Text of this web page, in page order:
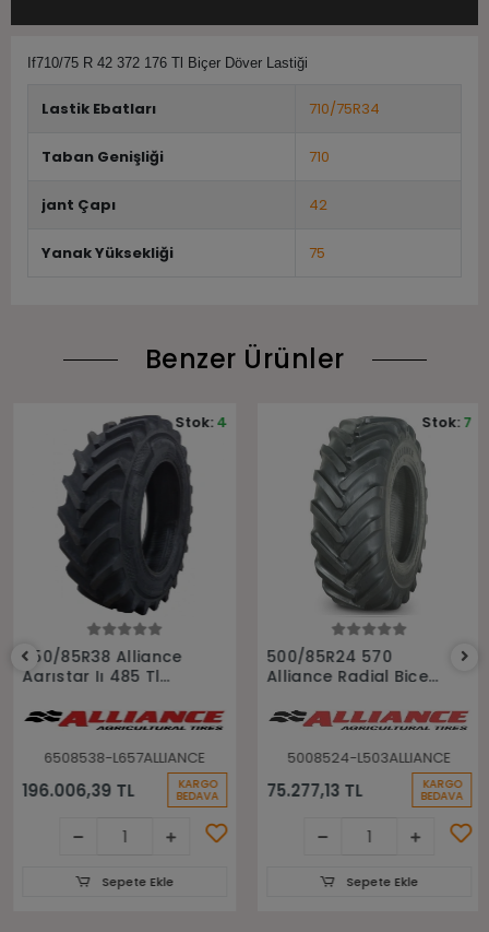
If710/75 R 42 372 176 Tl Biçer Döver Lastiği
Lastik Ebatları 710/75R34
Taban Genişliği 710
jant Çapı 42
Yanak Yüksekliği 75
Benzer Ürünler
650/85R38 Alliance
Agrıstar Iı 485 Tl
Lastiği
6508538-L657ALLIANCE
196.006,39 TL KARGO
BEDAVA
Stok:4
Sepete Ekle
500/85R24 570
Alliance Radial Biçer
5008524-L503ALLIANCE
75.277,13 TL KARGO
BEDAVA
Stok:7
Sepete Ekle